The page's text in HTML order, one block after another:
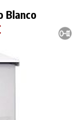
Blanco